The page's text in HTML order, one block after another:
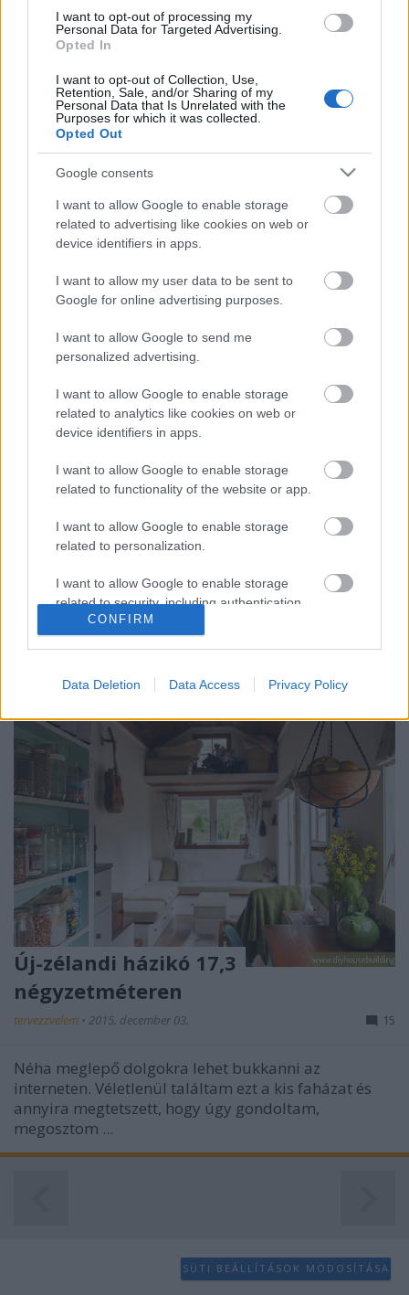
I want to opt-out of processing my
Personal Data for Targeted Advertising.
Opted In
I want to opt-out of Collection, Use,
Retention, Sale, and/or Sharing of my
Personal Data that Is Unrelated with the
Purposes for which it was collected.
Opted Out
Google consents
I want to allow Google to enable storage
related to advertising like cookies on web or
device identifiers in apps.
I want to allow my user data to be sent to
Google for online advertising purposes.
I want to allow Google to send me
personalized advertising.
I want to allow Google to enable storage
related to analytics like cookies on web or
device identifiers in apps.
I want to allow Google to enable storage
related to functionality of the website or app.
I want to allow Google to enable storage
related to personalization.
I want to allow Google to enable storage
related to security, including authentication
functionality and fraud prevention, and other
user protection.
CONFIRM
Data Deletion Data Access Privacy Policy
Az első lakás ...
tervezzvelem•2015. december 16.
... megvásárlásakor, berendezésekor tele vagyunk
lelkesedéssel, ötletekkel, tervekkel. Nyilván
megkötöttünk jó pár kompromisszumot is, de ...
A sokoldalú BESTÅ tárolórendszer
tervezzvelem•2015. december 10.
Ahány ház, annyi szokás. Különösen igaz ez az IKEA
BESTÅ tárolórendszerére. Mivel elemes
bútorcsaládról van szó, korlátlan variációs ...
Új-zélandi házikó 17,3
négyzetméteren
tervezzvelem • 2015. december 03. 15
Néha meglepő dolgokra lehet bukkanni az
interneten. Véletlenül találtam ezt a kis faházat és
annyira megtetszett, hogy úgy gondoltam,
megosztom ...
SÜTI BEÁLLÍTÁSOK MÓDOSÍTÁSA